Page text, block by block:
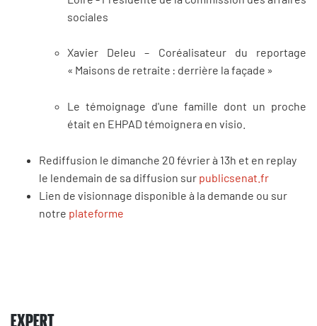
sociales
Xavier Deleu – Coréalisateur du reportage
« Maisons de retraite : derrière la façade »
Le témoignage d'une famille dont un proche
était en EHPAD témoignera en visio.
Rediffusion le dimanche 20 février à 13h et en replay
le lendemain de sa diffusion sur publicsenat.fr
Lien de visionnage disponible à la demande ou sur
notre plateforme
EXPERT